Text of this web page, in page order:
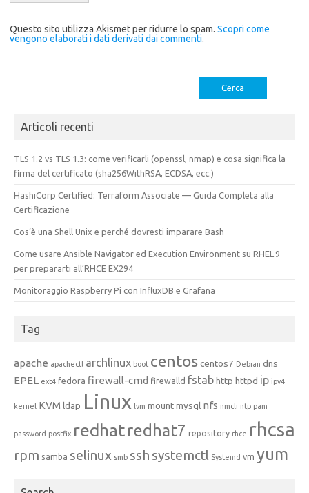
Questo sito utilizza Akismet per ridurre lo spam. Scopri come
vengono elaborati i dati derivati dai commenti.
per:
Articoli recenti
TLS 1.2 vs TLS 1.3: come verificarli (openssl, nmap) e cosa significa la
firma del certificato (sha256WithRSA, ECDSA, ecc.)
HashiCorp Certified: Terraform Associate — Guida Completa alla
Certificazione
Cos’è una Shell Unix e perché dovresti imparare Bash
Come usare Ansible Navigator ed Execution Environment su RHEL 9
per prepararti all’RHCE EX294
Monitoraggio Raspberry Pi con InfluxDB e Grafana
Tag
apache apachectl archlinux boot centoscentos7 Debian dns
EPEL ext4 fedora firewall-cmd firewalld fstabhttp httpd ip ipv4
kernel KVM ldap Linux lvm mountmysql nfs nmcli ntp pam
password postfix redhatredhat7 repository rhce rhcsa
rpm samba selinux smb ssh systemctl Systemd vm yum